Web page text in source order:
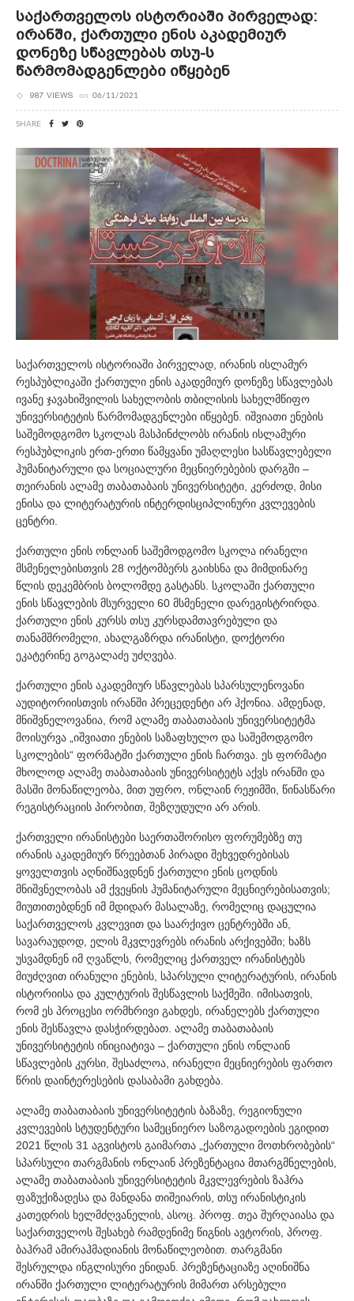
Საქართველოს Ისტორიაში Პირველად:
Ირანში, Ქართული Ენის Აკადემიურ
Დონეზე Სწავლებას Თსუ-Ს
Წარმომადგენლები Იწყებენ
987 VIEWS on 06/11/2021
SHARE
საქართველოს ისტორიაში პირველად, ირანის ისლამურ
რესპუბლიკაში ქართული ენის აკადემიურ დონეზე სწავლებას
ივანე ჯავახიშვილის სახელობის თბილისის სახელმწიფო
უნივერსიტეტის წარმომადგენლები იწყებენ. იშვიათი ენების
საშემოდგომო სკოლას მასპინძლობს ირანის ისლამური
რესპუბლიკის ერთ-ერთი წამყვანი უმაღლესი სასწავლებელი
ჰუმანიტარული და სოციალური მეცნიერებების დარგში –
თეირანის ალამე თაბათაბაის უნივერსიტეტი, კერძოდ, მისი
ენისა და ლიტერატურის ინტერდისციპლინური კვლევების
ცენტრი.
ქართული ენის ონლაინ საშემოდგომო სკოლა ირანელი
მსმენელებისთვის 28 ოქტომბერს გაიხსნა და მიმდინარე
წლის დეკემბრის ბოლომდე გასტანს. სკოლაში ქართული
ენის სწავლების მსურველი 60 მსმენელი დარეგისტრირდა.
ქართული ენის კურსს თსუ კურსდამთავრებული და
თანამშრომელი, ახალგაზრდა ირანისტი, დოქტორი
ეკატერინე გოგალაძე უძღვება.
ქართული ენის აკადემიურ სწავლებას სპარსულენოვანი
აუდიტორიისთვის ირანში პრეცედენტი არ ჰქონია. ამდენად,
მნიშვნელოვანია, რომ ალამე თაბათაბაის უნივერსიტეტმა
მოისურვა „იშვიათი ენების საზაფხულო და საშემოდგომო
სკოლების“ ფორმატში ქართული ენის ჩართვა. ეს ფორმატი
მხოლოდ ალამე თაბათაბაის უნივერსიტეტს აქვს ირანში და
მასში მონაწილეობა, მით უფრო, ონლაინ რეჟიმში, წინასწარი
რეგისტრაციის პირობით, შეზღუდული არ არის.
ქართველი ირანისტები საერთაშორისო ფორუმებზე თუ
ირანის აკადემიურ წრეებთან პირადი შეხვედრებისას
ყოველთვის აღნიშნავდნენ ქართული ენის ცოდნის
მნიშვნელობას ამ ქვეყნის ჰუმანიტარული მეცნიერებისათვის;
მიუთითებდნენ იმ მდიდარ მასალაზე, რომელიც დაცულია
საქართველოს კვლევით და საარქივო ცენტრებში ან,
სავარაუდოდ, ელის მკვლევრებს ირანის არქივებში; ხაზს
უსვამდნენ იმ ღვაწლს, რომელიც ქართველ ირანისტებს
მიუძღვით ირანული ენების, სპარსული ლიტერატურის, ირანის
ისტორიისა და კულტურის შესწავლის საქმეში. იმისათვის,
რომ ეს პროცესი ორმხრივი გახდეს, ირანელებს ქართული
ენის შესწავლა დასჭირდებათ. ალამე თაბათაბაის
უნივერსიტეტის ინიციატივა – ქართული ენის ონლაინ
სწავლების კურსი, შესაძლოა, ირანელი მეცნიერების ფართო
წრის დაინტერესების დასაბამი გახდება.
ალამე თაბათაბაის უნივერსიტეტის ბაზაზე, რეგიონული
კვლევების სტუდენტური სამეცნიერო საზოგადოების ეგიდით
2021 წლის 31 აგვისტოს გაიმართა „ქართული მოთხრობების“
სპარსული თარგმანის ონლაინ პრეზენტაცია მთარგმნელების,
ალამე თაბათაბაის უნივერსიტეტის მკვლევრების ზაჰრა
ფაზუქიზადესა და მანდანა თიშეიარის, თსუ ირანისტიკის
კათედრის ხელმძღვანელის, ასოც. პროფ. თეა შურღაიასა და
საქართველოს შესახებ რამდენიმე წიგნის ავტორის, პროფ.
ბაჰრამ ამირაჰმადიანის მონაწილეობით. თარგმანი
შესრულდა ინგლისური ენიდან. პრეზენტაციაზე აღინიშნა
ირანში ქართული ლიტერატურის მიმართ არსებული